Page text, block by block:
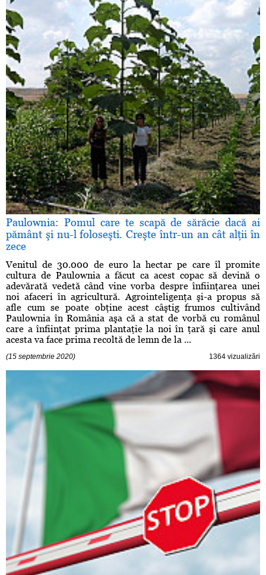
Paulownia: Pomul care te scapă de sărăcie dacă ai
pământ şi nu-l foloseşti. Creşte într-un an cât alţii în
zece
Venitul de 30.000 de euro la hectar pe care îl promite
cultura de Paulownia a făcut ca acest copac să devină o
adevărată vedetă când vine vorba despre înfiinţarea unei
noi afaceri în agricultură. Agrointeligenţa şi-a propus să
afle cum se poate obţine acest câştig frumos cultivând
Paulownia în România aşa că a stat de vorbă cu românul
care a înfiinţat prima plantaţie la noi în ţară şi care anul
acesta va face prima recoltă de lemn de la ...
(15 septembrie 2020) 1364 vizualizări